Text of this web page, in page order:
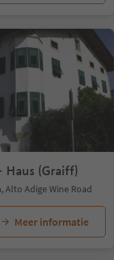
(Graiff)
Alto Adige Wine Road
Meer informatie